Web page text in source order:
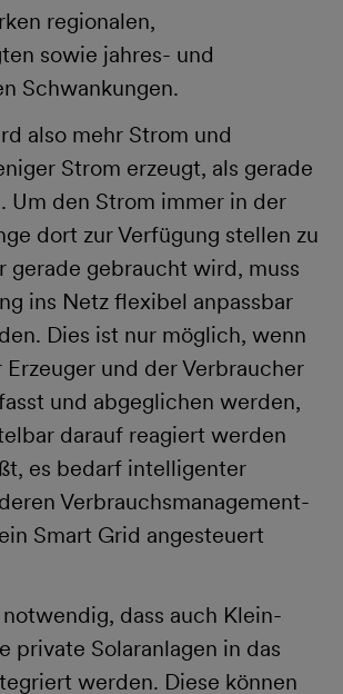
regionalen,
sowie jahres- und
Schwankungen.
also mehr Strom und
Strom erzeugt, als gerade
Um den Strom immer in der
dort zur Verfügung stellen zu
gerade gebraucht wird, muss
ins Netz flexibel anpassbar
Dies ist nur möglich, wenn
und der Verbraucher
und abgeglichen werden,
darauf reagiert werden
es bedarf intelligenter
Verbrauchsmanagement-
Smart Grid angesteuert
dass auch Klein-
private Solaranlagen in das
werden. Diese können